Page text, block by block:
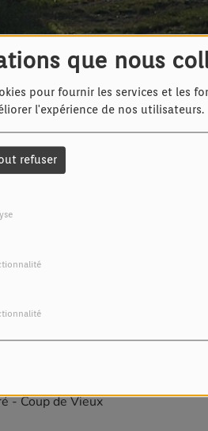
que nous
pour fournir les services et les
l'expérience de nos utilisateurs.
refuser
3 ANS
Piémont -
- Coup de Vieux